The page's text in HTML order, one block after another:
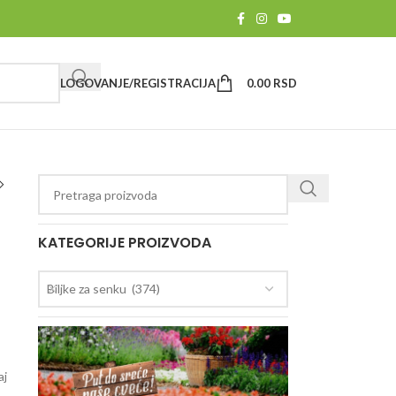
LOGOVANJE/REGISTRACIJA 0.00 RSD
KATEGORIJE PROIZVODA
Biljke za senku (374)